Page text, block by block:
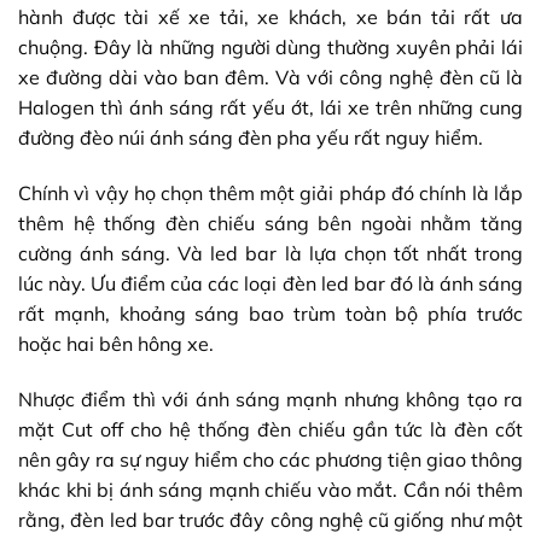
hành được tài xế xe tải, xe khách, xe bán tải rất ưa
chuộng. Đây là những người dùng thường xuyên phải lái
xe đường dài vào ban đêm. Và với công nghệ đèn cũ là
Halogen thì ánh sáng rất yếu ớt, lái xe trên những cung
đường đèo núi ánh sáng đèn pha yếu rất nguy hiểm.
Chính vì vậy họ chọn thêm một giải pháp đó chính là lắp
thêm hệ thống đèn chiếu sáng bên ngoài nhằm tăng
cường ánh sáng. Và led bar là lựa chọn tốt nhất trong
lúc này. Ưu điểm của các loại đèn led bar đó là ánh sáng
rất mạnh, khoảng sáng bao trùm toàn bộ phía trước
hoặc hai bên hông xe.
Nhược điểm thì với ánh sáng mạnh nhưng không tạo ra
mặt Cut off cho hệ thống đèn chiếu gần tức là đèn cốt
nên gây ra sự nguy hiểm cho các phương tiện giao thông
khác khi bị ánh sáng mạnh chiếu vào mắt. Cần nói thêm
rằng, đèn led bar trước đây công nghệ cũ giống như một